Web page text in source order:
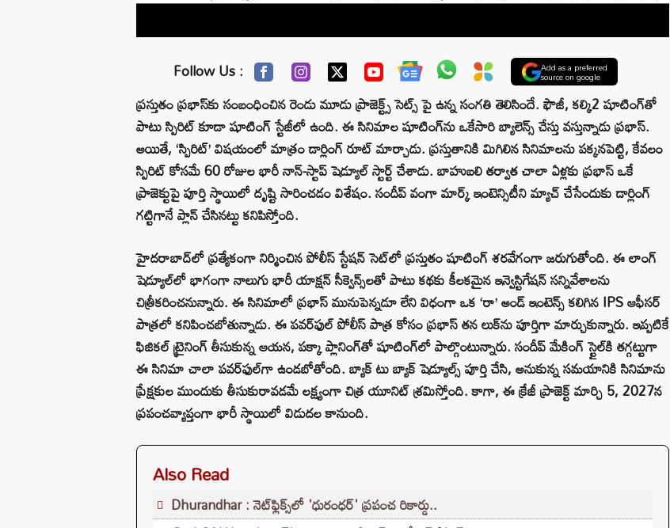
Follow Us : Add as a preferred
source on google
ప్రస్తుతం ప్రభాస్‌కు సంబంధించిన రెండు మూడు ప్రాజెక్ట్స్ సెట్స్ పై ఉన్న సంగతి తెలిసిందే. ఫౌజీ, కల్కి2 షూటింగ్‌తో
పాటు స్పిరిట్ కూడా షూటింగ్ స్టేజీలో ఉంది. ఈ సినిమాల షూటింగ్‌ను ఒకేసారి బ్యాలెన్స్ చేస్తు వస్తున్నాడు ప్రభాస్.
అయితే, ‘స్పిరిట్’ విషయంలో మాత్రం డార్లింగ్ రూట్ మార్చాడు. ప్రస్తుతానికి మిగిలిన సినిమాలను పక్కనపెట్టి, కేవలం
స్పిరిట్ కోసమే 60 రోజుల భారీ నాన్-స్టాప్ షెడ్యూల్‌ స్టార్ట్ చేశాడు. బాహుబలి తర్వాత చాలా ఏళ్లకు ప్రభాస్ ఒకే
ప్రాజెక్టుపై పూర్తి స్థాయిలో దృష్టి సారించడం విశేషం. సందీప్ వంగా మార్క్ ఇంటెన్సిటీని మ్యాచ్ చేసేందుకు డార్లింగ్
గట్టిగానే ప్లాన్ చేసినట్టు కనిపిస్తోంది.
హైదరాబాద్‌లో ప్రత్యేకంగా నిర్మించిన పోలీస్ స్టేషన్ సెట్‌లో ప్రస్తుతం షూటింగ్ శరవేగంగా జరుగుతోంది. ఈ లాంగ్
షెడ్యూల్‌లో భాగంగా నాలుగు భారీ యాక్షన్ సీక్వెన్స్‌లతో పాటు కథకు కీలకమైన ఇన్వెస్టిగేషన్ సన్నివేశాలను
చిత్రీకరించనున్నారు. ఈ సినిమాలో ప్రభాస్ మునుపెన్నడూ లేని విధంగా ఒక ‘రా’ అండ్ ఇంటెన్స్ కలిగిన IPS ఆఫీసర్
పాత్రలో కనిపించబోతున్నాడు. ఈ పవర్‌ఫుల్ పోలీస్ పాత్ర కోసం ప్రభాస్ తన లుక్‌ను పూర్తిగా మార్చుకున్నారు. ఇప్పటికే
ఫిజికల్ ట్రైనింగ్ తీసుకున్న ఆయన, పక్కా ప్లానింగ్‌తో షూటింగ్‌లో పాల్గొంటున్నారు. సందీప్ మేకింగ్ స్టైల్‌కి తగ్గట్టుగా
ఈ సినిమా చాలా పవర్‌ఫుల్‌గా ఉండబోతోంది. బ్యాక్ టు బ్యాక్ షెడ్యూల్స్ పూర్తి చేసి, అనుకున్న సమయానికి సినిమాను
ప్రేక్షకుల ముందుకు తీసుకురావడమే లక్ష్యంగా చిత్ర యూనిట్ శ్రమిస్తోంది. కాగా, ఈ క్రేజీ ప్రాజెక్ట్ మార్చి 5, 2027న
ప్రపంచవ్యాప్తంగా భారీ స్థాయిలో విడుదల కానుంది.
Also Read
Dhurandhar : నెట్‌ఫ్లిక్స్‌లో 'ధురంధర్' ప్రపంచ రికార్డు..